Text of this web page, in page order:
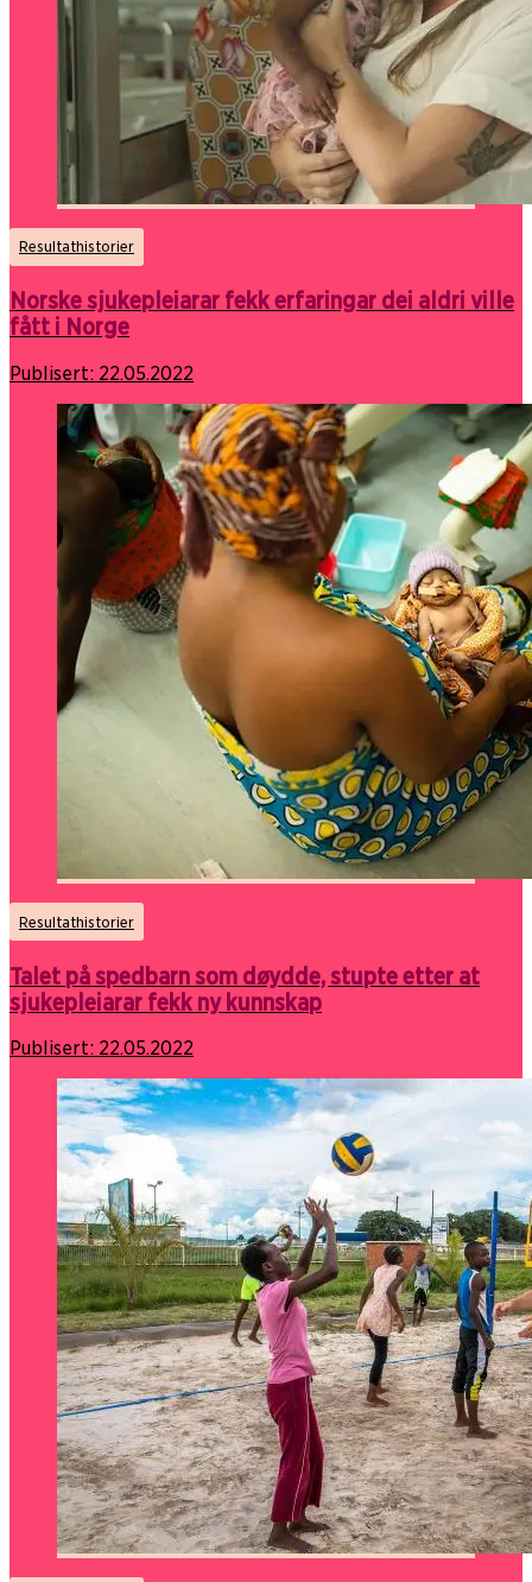
Resultathistorier
Norske sjukepleiarar fekk erfaringar dei aldri ville
fått i Norge
Publisert: 22.05.2022
Resultathistorier
Talet på spedbarn som døydde, stupte etter at
sjukepleiarar fekk ny kunnskap
Publisert: 22.05.2022